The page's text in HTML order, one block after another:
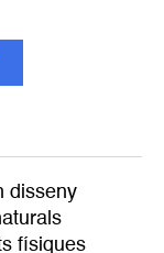
disseny
físiques